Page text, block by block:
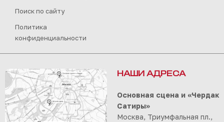
Поиск по сайту
Политика
конфиденциальности
НАШИ АДРЕСА
Основная сцена и «Чердак
Сатиры»
Москва, Триумфальная пл.,